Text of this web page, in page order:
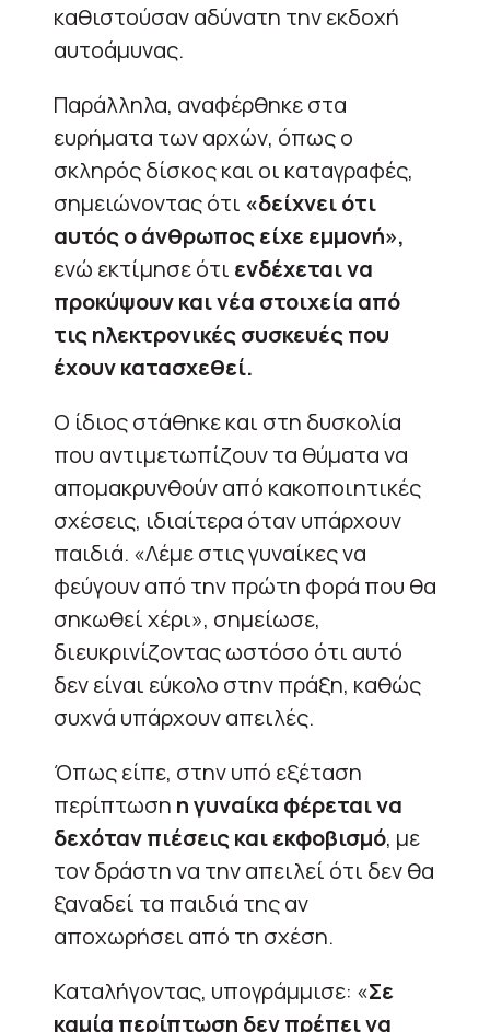
καθιστούσαν αδύνατη την εκδοχή
αυτοάμυνας.
Παράλληλα, αναφέρθηκε στα
ευρήματα των αρχών, όπως ο
σκληρός δίσκος και οι καταγραφές,
σημειώνοντας ότι «δείχνει ότι
αυτός ο άνθρωπος είχε εμμονή»,
ενώ εκτίμησε ότι ενδέχεται να
προκύψουν και νέα στοιχεία από
τις ηλεκτρονικές συσκευές που
έχουν κατασχεθεί.
Ο ίδιος στάθηκε και στη δυσκολία
που αντιμετωπίζουν τα θύματα να
απομακρυνθούν από κακοποιητικές
σχέσεις, ιδιαίτερα όταν υπάρχουν
παιδιά. «Λέμε στις γυναίκες να
φεύγουν από την πρώτη φορά που θα
σηκωθεί χέρι», σημείωσε,
διευκρινίζοντας ωστόσο ότι αυτό
δεν είναι εύκολο στην πράξη, καθώς
συχνά υπάρχουν απειλές.
Όπως είπε, στην υπό εξέταση
περίπτωση η γυναίκα φέρεται να
δεχόταν πιέσεις και εκφοβισμό, με
τον δράστη να την απειλεί ότι δεν θα
ξαναδεί τα παιδιά της αν
αποχωρήσει από τη σχέση.
Καταλήγοντας, υπογράμμισε: «Σε
καμία περίπτωση δεν πρέπει να